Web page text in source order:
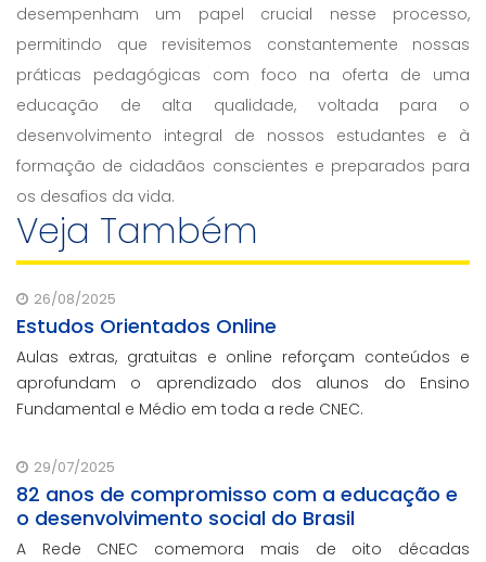
desempenham um papel crucial nesse processo,
permitindo que revisitemos constantemente nossas
práticas pedagógicas com foco na oferta de uma
educação de alta qualidade, voltada para o
desenvolvimento integral de nossos estudantes e à
formação de cidadãos conscientes e preparados para
os desafios da vida.
Veja Também
26/08/2025
Estudos Orientados Online
Aulas extras, gratuitas e online reforçam conteúdos e
aprofundam o aprendizado dos alunos do Ensino
Fundamental e Médio em toda a rede CNEC.
29/07/2025
82 anos de compromisso com a educação e
o desenvolvimento social do Brasil
A Rede CNEC comemora mais de oito décadas